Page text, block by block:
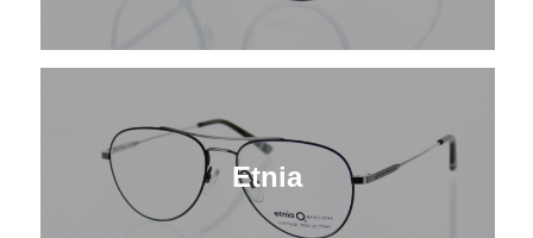
Etnia